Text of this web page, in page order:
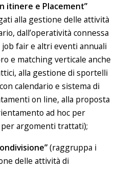
itinere e Placement”
alla gestione delle attività
dall’operatività connessa
job fair e altri eventi annuali
e matching verticale anche
alla gestione di sportelli
calendario e sistema di
on line, alla proposta
ad hoc per
argomenti trattati);
(raggruppa i
delle attività di